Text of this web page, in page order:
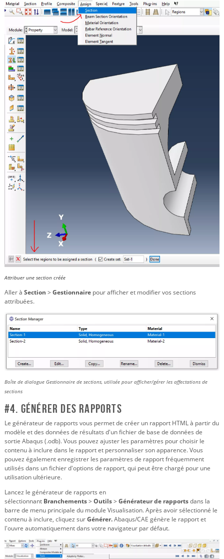
Attribuer une section créée
Aller à Section > Gestionnaire pour afficher et modifier vos sections
attribuées.
Boîte de dialogue Gestionnaire de sections, utilisée pour afficher/gérer les affectations de
sections
#4. Générer des rapports
Le générateur de rapports vous permet de créer un rapport HTML à partir du
modèle et des données de résultats d'un fichier de base de données de
sortie Abaqus (.odb). Vous pouvez ajuster les paramètres pour choisir le
contenu à inclure dans le rapport et personnaliser son apparence. Vous
pouvez également enregistrer les paramètres de rapport fréquemment
utilisés dans un fichier d'options de rapport, qui peut être chargé pour une
utilisation ultérieure.
Lancez le générateur de rapports en
sélectionnant Branchements> Outils> Générateur de rapportsdans la
barre de menu principale du module Visualisation. Après avoir sélectionné le
contenu à inclure, cliquez surGénérer.Abaqus/CAE génère le rapport et
l'ouvre automatiquement dans votre navigateur par défaut.